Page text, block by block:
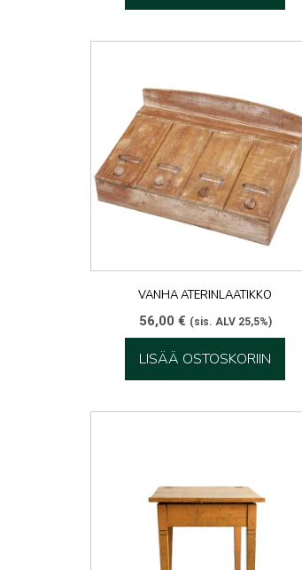
VANHA ATERINLAATIKKO
56,00 € (sis. ALV 25,5%)
LISÄÄ OSTOSKORIIN